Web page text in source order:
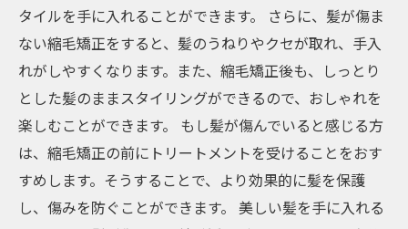
タイルを手に入れることができます。 さらに、髪が傷ま
ない縮毛矯正をすると、髪のうねりやクセが取れ、手入
れがしやすくなります。また、縮毛矯正後も、しっとり
とした髪のままスタイリングができるので、おしゃれを
楽しむことができます。 もし髪が傷んでいると感じる方
は、縮毛矯正の前にトリートメントを受けることをおす
すめします。そうすることで、より効果的に髪を保護
し、傷みを防ぐことができます。 美しい髪を手に入れる